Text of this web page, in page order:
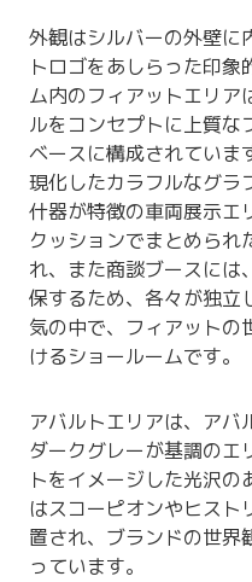
外観はシルバーの外壁に
トロゴをあしらった印象
ム内のフィアットエリア
ルをコンセプトに上質な
ベースに構成されていま
現化したカラフルなグラ
什器が特徴の車両展示エ
クッションでまとめられ
れ、また商談ブースには
保するため、各々が独立
気の中で、フィアットの
けるショールームです。
アバルトエリアは、アバ
ダークグレーが基調のエ
トをイメージした光沢
はスコーピオンやヒスト
置され、ブランドの世界
っています。